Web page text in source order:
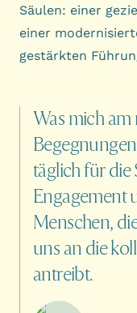
Säulen: einer
einer
gestärkten
Was micham
Begegnungen
täglichfürdie
Engagement
Menschen,
unsan die
antreibt.